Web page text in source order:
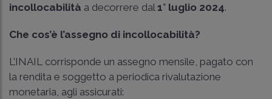
incollocabilità a decorrere dal1° luglio 2024.
Che cos’è l’assegno di incollocabilità?
L’INAIL corrisponde un assegno mensile, pagato con
la rendita e soggetto a periodica rivalutazione
monetaria, agli assicurati: